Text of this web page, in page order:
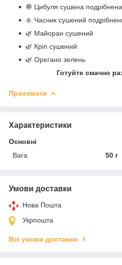
🧅 Цибуля сушена подрібнена
🧄 Часник сушений
🌿 Майоран сушений
🌿 Кріп сушений
🌿 Орегано зелень
Готуйте смачно
Приховати
Характеристики
Основні
Вага
50 г
Умови доставки
Нова Пошта
Укрпошта
Всі умови доставки